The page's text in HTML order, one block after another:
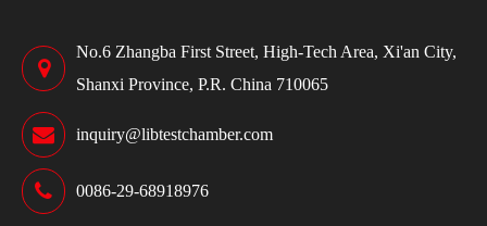
No.6 Zhangba First Street, High-Tech Area, Xi'an City,
Shanxi Province, P.R. China 710065
inquiry@libtestchamber.com
0086-29-68918976